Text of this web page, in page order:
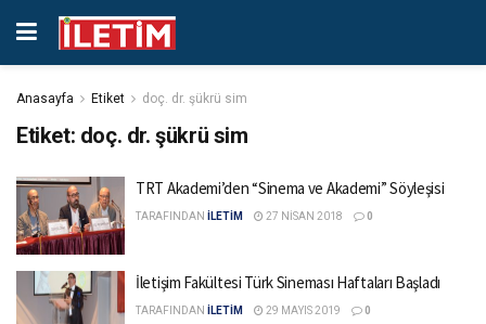
Anasayfa Etiket doç. dr. şükrü sim
Etiket: doç. dr. şükrü sim
TRT Akademi’den “Sinema ve Akademi” Söyleşisi
TARAFINDAN İLETİM 27 NISAN 2018 0
İletişim Fakültesi Türk Sineması Haftaları Başladı
TARAFINDAN İLETİM 29 MAYIS 2019 0